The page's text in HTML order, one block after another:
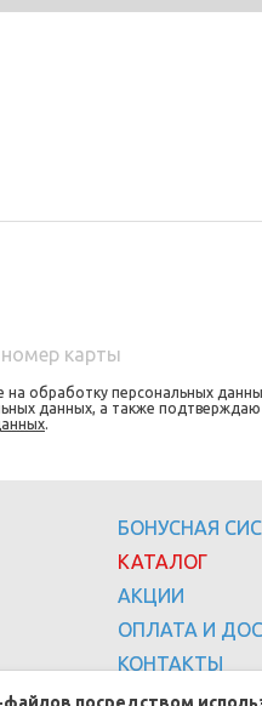
на обработку персональных
данных, а также
.
БОНУСНАЯ
КАТАЛОГ
АКЦИИ
ОПЛАТА И
КОНТАКТЫ